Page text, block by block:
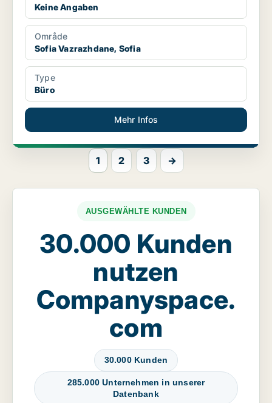
Keine Angaben
Område
Sofia Vazrazhdane, Sofia
Type
Büro
Mehr Infos
1 2 3 →
AUSGEWÄHLTE KUNDEN
30.000 Kunden
nutzen
Companyspace.
com
30.000 Kunden
285.000 Unternehmen in unserer
Datenbank